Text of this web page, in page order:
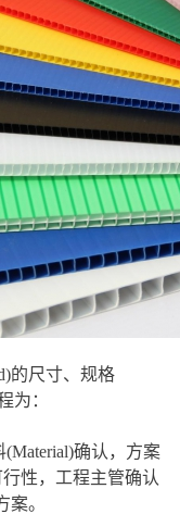
的尺寸、规格
为：
确认，方案
性，工程主管确认
。